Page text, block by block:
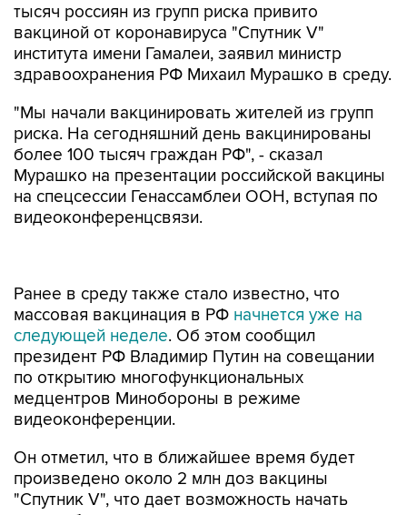
тысяч россиян из групп риска привито
вакциной от коронавируса "Спутник V"
института имени Гамалеи, заявил министр
здравоохранения РФ Михаил Мурашко в среду.
"Мы начали вакцинировать жителей из групп
риска. На сегодняшний день вакцинированы
более 100 тысяч граждан РФ", - сказал
Мурашко на презентации российской вакцины
на спецсессии Генассамблеи ООН, вступая по
видеоконференцсвязи.
следующей неделе. Об этом сообщил
президент РФ Владимир Путин на совещании
по открытию многофункциональных
медцентров Минобороны в режиме
видеоконференции.
Он отметил, что в ближайшее время будет
"Спутник V", что дает возможность начать
масштабную вакцинацию населения, в первую
очередь врачей и учителей.